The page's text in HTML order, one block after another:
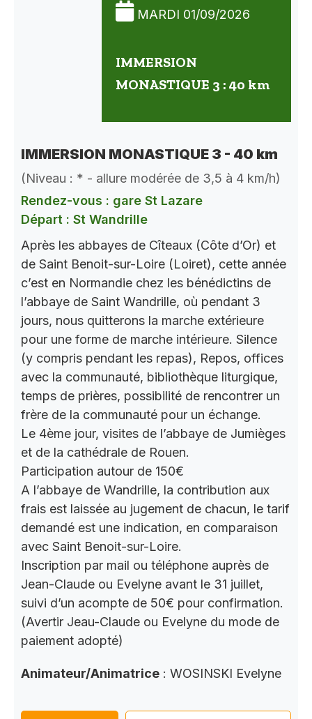
MARDI 01/09/2026
IMMERSION
MONASTIQUE 3 : 40 km
IMMERSION MONASTIQUE 3 - 40 km
(Niveau : * - allure modérée de 3,5 à 4 km/h)
Rendez-vous : gare St Lazare
Départ : St Wandrille
Après les abbayes de Cîteaux (Côte d’Or) et
de Saint Benoit-sur-Loire (Loiret), cette année
c’est en Normandie chez les bénédictins de
l’abbaye de Saint Wandrille, où pendant 3
jours, nous quitterons la marche extérieure
pour une forme de marche intérieure. Silence
(y compris pendant les repas), Repos, offices
avec la communauté, bibliothèque liturgique,
temps de prières, possibilité de rencontrer un
frère de la communauté pour un échange.
Le 4ème jour, visites de l’abbaye de Jumièges
et de la cathédrale de Rouen.
Participation autour de 150€
A l’abbaye de Wandrille, la contribution aux
frais est laissée au jugement de chacun, le tarif
demandé est une indication, en comparaison
avec Saint Benoit-sur-Loire.
Inscription par mail ou téléphone auprès de
Jean-Claude ou Evelyne avant le 31 juillet,
suivi d’un acompte de 50€ pour confirmation.
(Avertir Jeau-Claude ou Evelyne du mode de
paiement adopté)
Animateur/Animatrice : WOSINSKI Evelyne